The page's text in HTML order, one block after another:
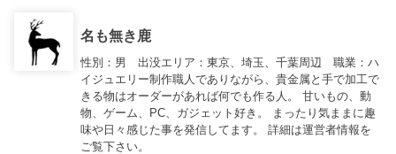
名も無き鹿
性別：男 出没エリア：東京、埼玉、千葉周辺 職業：ハ
イジュエリー制作職人でありながら、貴金属と手で加工で
きる物はオーダーがあれば何でも作る人。 甘いもの、動
物、ゲーム、PC、ガジェット好き。 まったり気ままに趣
味や日々感じた事を発信してます。 詳細は運営者情報を
ご覧下さい。